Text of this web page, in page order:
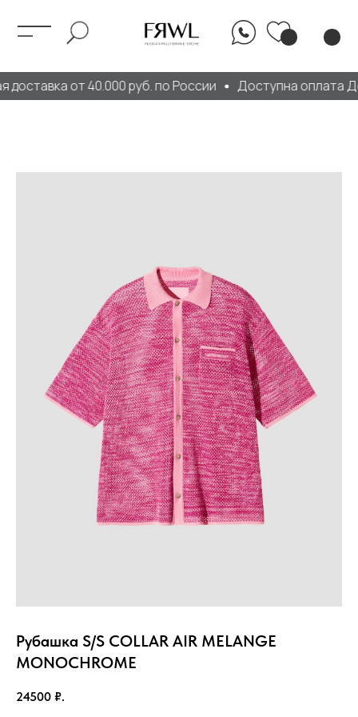
доставка от 40.000 руб. по России Доступна оплата
Рубашка S/S COLLAR AIR MELANGE
MONOCHROME
24500 ₽.